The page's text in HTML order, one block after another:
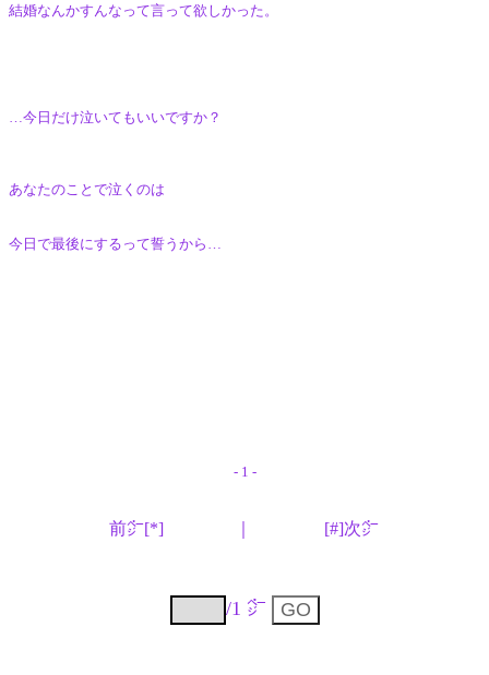
結婚なんかすんなって言って欲しかった。
…今日だけ泣いてもいいですか？
あなたのことで泣くのは
今日で最後にするって誓うから…
- 1 -
前㌻[*] [#]次㌻
/1 ㌻